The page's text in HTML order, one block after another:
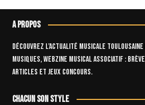
A propos
Découvrez l’actualité musicale toulousaine
Musiques, webzine musical associatif :
articles et jeux concours.
Chacun son style